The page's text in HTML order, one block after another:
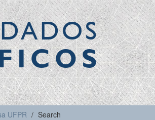
UFPR Search